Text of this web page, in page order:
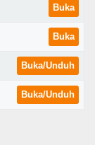
Buka
Buka
Buka/Unduh
Buka/Unduh